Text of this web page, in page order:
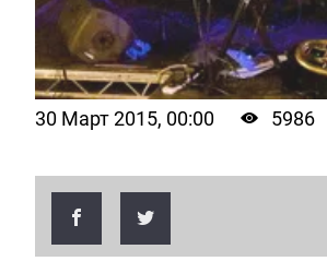
30 Март 2015, 00:00 5986